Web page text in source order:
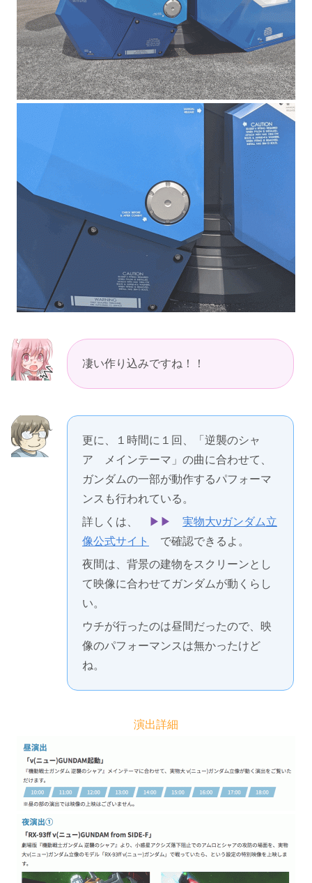
凄い作り込みですね！！
更に、１時間に１回、「逆襲のシャ
ア メインテーマ」の曲に合わせて、
ガンダムの一部が動作するパフォーマ
ンスも行われている。
詳しくは、
▶︎▶︎
実物大νガンダム立
像公式サイト
で確認できるよ。
夜間は、背景の建物をスクリーンとし
て映像に合わせてガンダムが動くらし
い。
ウチが行ったのは昼間だったので、映
像のパフォーマンスは無かったけど
ね。
演出詳細